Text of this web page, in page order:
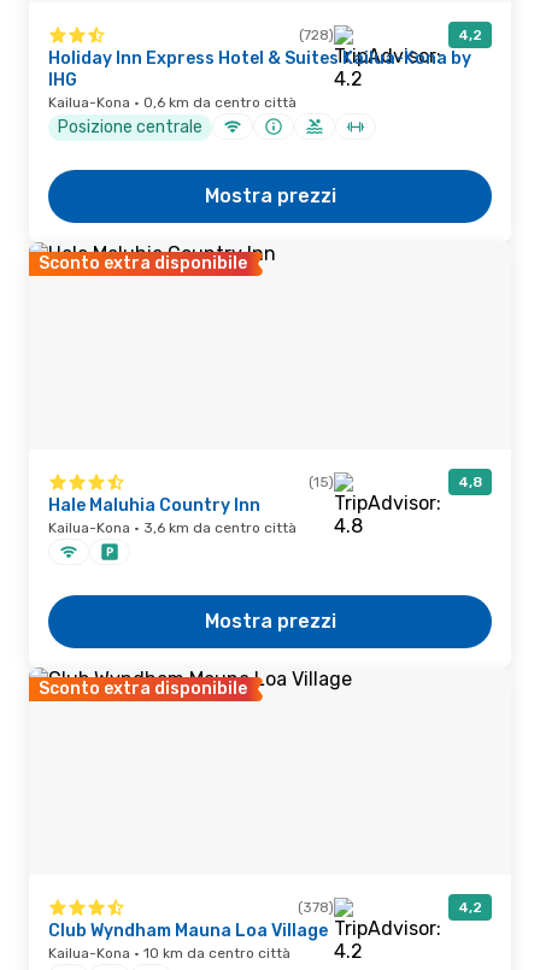
(728) 4,2
Holiday Inn Express Hotel & Suites Kailua-Kona by
IHG
Kailua-Kona · 0,6 km da centro città
Posizione centrale
Mostra prezzi
Sconto extra disponibile
(15) 4,8
Hale Maluhia Country Inn
Kailua-Kona · 3,6 km da centro città
Mostra prezzi
Sconto extra disponibile
(378) 4,2
Club Wyndham Mauna Loa Village
Kailua-Kona · 10 km da centro città